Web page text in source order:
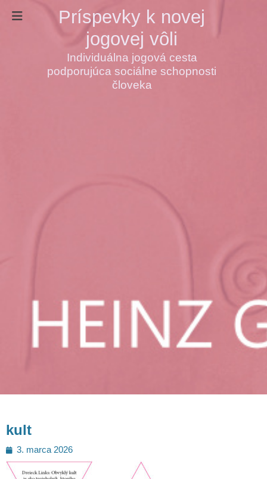
Príspevky k novej
jogovej vôli
Individuálna jogová cesta
podporujúca sociálne schopnosti
človeka
kult
Posted
on
3. marca 2026